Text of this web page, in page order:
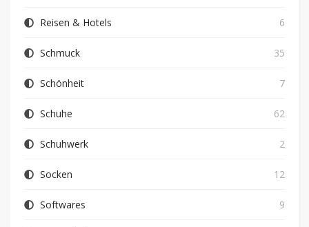
Reisen & Hotels 6
Schmuck 35
Schönheit 7
Schuhe 62
Schuhwerk 2
Socken 12
Softwares 9